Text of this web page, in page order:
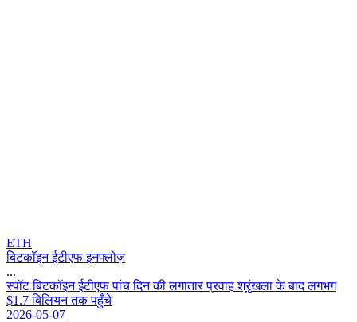
ETH
बिटकॉइन ईटीएफ इनफ्लोज़
...
सपट बटकइन ईटएफ पच दन क लगतर परवह शरखल क बद लगभग
$1 .7 बलयन तक पहच
2026-05-07